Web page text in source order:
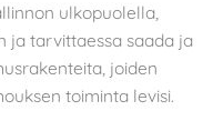
ulkopuolella,
ja tarvittaessa saada ja
joiden
toiminta levisi.